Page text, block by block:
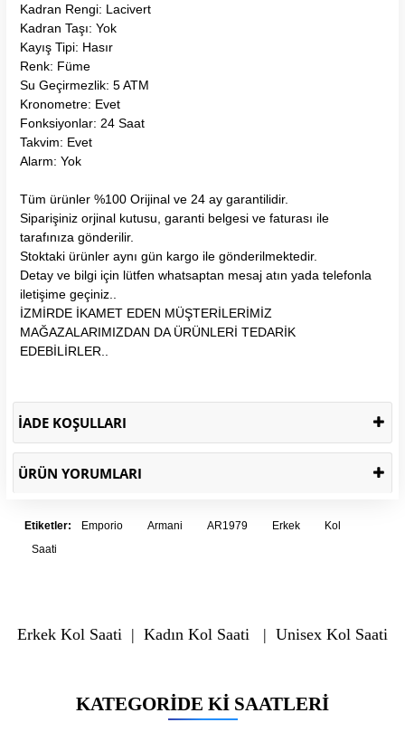
Kadran Rengi: Lacivert
Kadran Taşı: Yok
Kayış Tipi: Hasır
Renk: Füme
Su Geçirmezlik: 5 ATM
Kronometre: Evet
Fonksiyonlar: 24 Saat
Takvim: Evet
Alarm: Yok
Tüm ürünler %100 Orijinal ve 24 ay garantilidir.
Siparişiniz orjinal kutusu, garanti belgesi ve faturası ile
tarafınıza gönderilir.
Stoktaki ürünler aynı gün kargo ile gönderilmektedir.
Detay ve bilgi için lütfen whatsaptan mesaj atın yada telefonla
iletişime geçiniz..
İZMİRDE İKAMET EDEN MÜŞTERİLERİMİZ
MAĞAZALARIMIZDAN DA ÜRÜNLERİ TEDARİK
EDEBİLİRLER..
İADE KOŞULLARI
ÜRÜN YORUMLARI
Etiketler: Emporio Armani AR1979 Erkek
Kol
Saati
Erkek Kol Saati | Kadın Kol Saati | Unisex Kol Saati
KATEGORIDE KI SAATLERI